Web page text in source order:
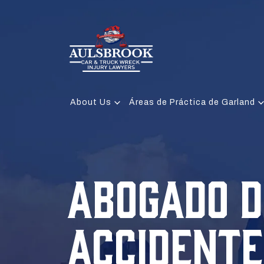
About Us Áreas de Práctica de Garland
ABOGADO